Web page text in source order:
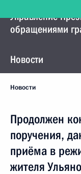
Управление
обращениями
Новости
Новости
Продолжен
поручения,
приёма в
жителя